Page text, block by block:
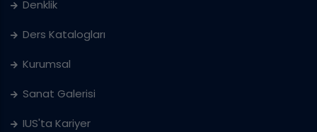
Denklik
Ders Katalogları
Kurumsal
Sanat Galerisi
IUS'ta Kariyer